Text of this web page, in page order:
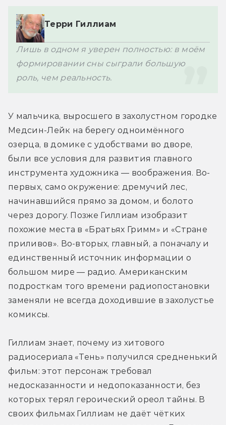
Лишь в одном я уверен полностью: в моём
формировании сны сыграли большую
роль, чем реальность.
У мальчика, выросшего в захолустном городке
Медсин-Лейк на берегу одноимённого
озерца, в домике с удобствами во дворе,
были все условия для развития главного
инструмента художника — воображения. Во-
первых, само окружение: дремучий лес,
начинавшийся прямо за домом, и болото
через дорогу. Позже Гиллиам изобразит
похожие места в «Братьях Гримм» и «Стране
приливов». Во-вторых, главный, а поначалу и
единственный источник информации о
большом мире — радио. Американским
подросткам того времени радиопостановки
заменяли не всегда доходившие в захолустье
комиксы.
Гиллиам знает, почему из хитового
радиосериала «Тень» получился средненький
фильм: этот персонаж требовал
недосказанности и недопоказанности, без
которых терял героический ореол тайны. В
своих фильмах Гиллиам не даёт чётких